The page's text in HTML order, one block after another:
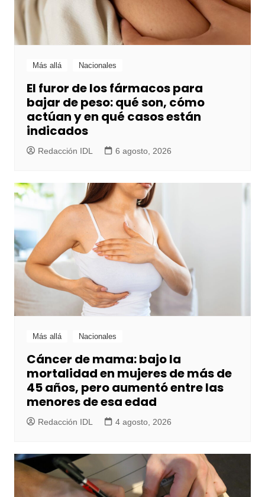
Más allá Nacionales
El furor de los fármacos para
bajar de peso: qué son, cómo
actúan y en qué casos están
indicados
Redacción IDL 6 agosto, 2026
Más allá Nacionales
Cáncer de mama: bajo la
mortalidad en mujeres de más de
45 años, pero aumentó entre las
menores de esa edad
Redacción IDL 4 agosto, 2026